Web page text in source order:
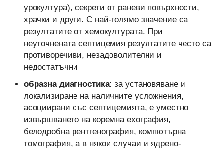
урокултура), секрети от раневи повърхности,
храчки и други. С най-голямо значение са
резултатите от хемокултурата. При
неуточнената септицемия резултатите често са
противоречиви, незадоволителни и
недостатъчни
образна диагностика: за установяване и
локализиране на наличните усложнения,
асоциирани със септицемията, е уместно
извършването на коремна ехография,
белодробна рентгенография, компютърна
томография, а в някои случаи и ядрено-